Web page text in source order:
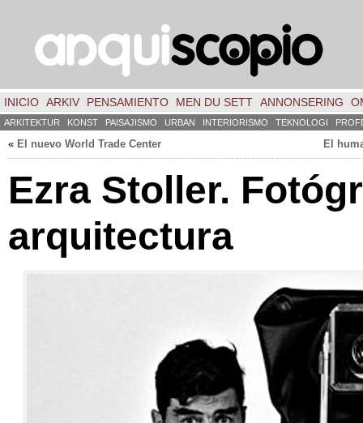
INICIO ARKIV PENSAMIENTO MEN DU SETT ANNONSERING
ARKITEKTUR KONST PAISAJISMO URBAN INTERIORISMO TEKNOLOGI
« El nuevo World Trade Center El
Ezra Stoller.
arquitectura